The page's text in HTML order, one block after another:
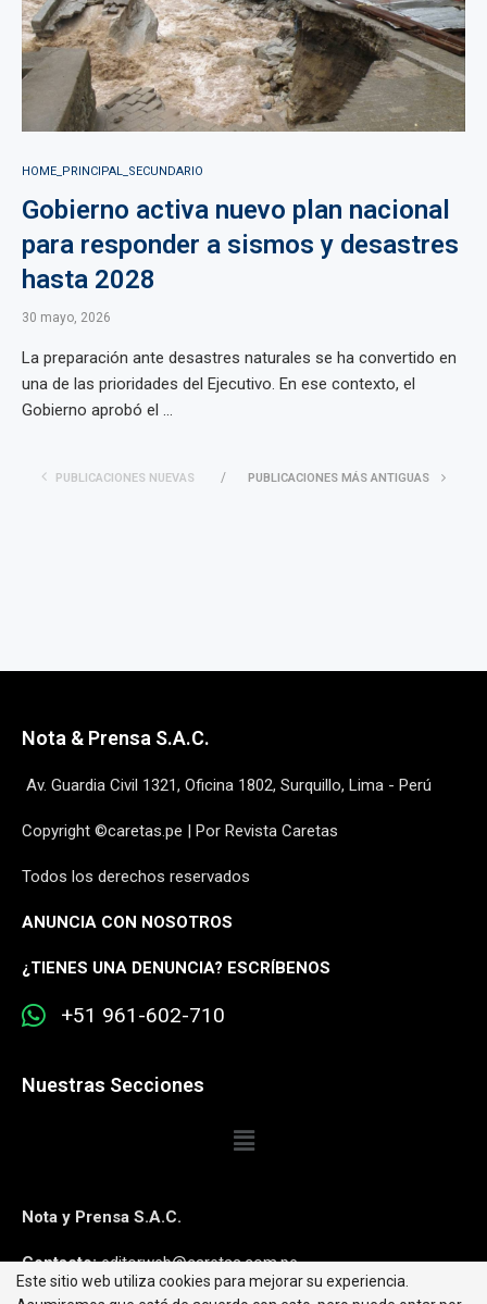
HOME_PRINCIPAL_SECUNDARIO
Gobierno activa nuevo plan nacional
para responder a sismos y desastres
hasta 2028
30 mayo, 2026
La preparación ante desastres naturales se ha convertido en
una de las prioridades del Ejecutivo. En ese contexto, el
Gobierno aprobó el ...
PUBLICACIONES NUEVAS PUBLICACIONES MÁS ANTIGUAS
Nota & Prensa S.A.C.
Av. Guardia Civil 1321, Oficina 1802, Surquillo, Lima - Perú
Copyright ©caretas.pe | Por Revista Caretas
Todos los derechos reservados
ANUNCIA CON NOSOTROS
¿TIENES UNA DENUNCIA? ESCRÍBENOS
+51 961-602-710
Nuestras Secciones
Nota y Prensa S.A.C.
Contacto:editorweb@caretas.com.pe
Este sitio web utiliza cookies para mejorar su experiencia.